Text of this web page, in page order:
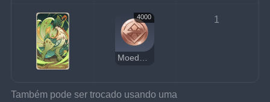
4000
Moedas da Sorte
1
Também pode ser trocado usando uma